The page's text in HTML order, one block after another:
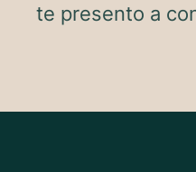
te presento a